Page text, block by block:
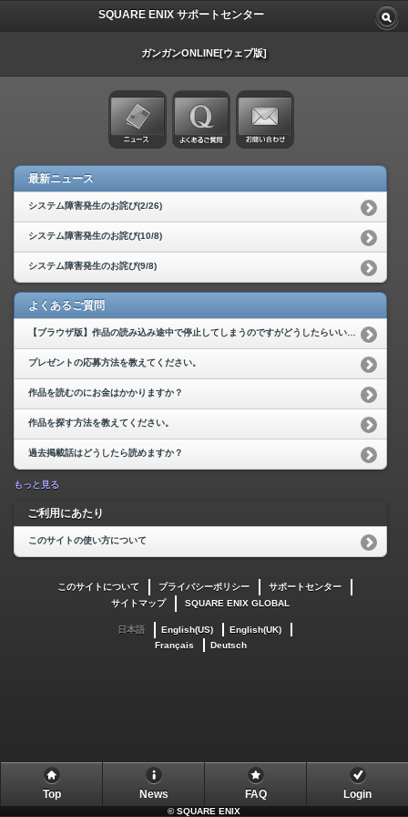
SQUARE ENIX サポートセンター
ガンガンONLINE[ウェブ版]
最新ニュース
システム障害発生のお詫び(2/26)
システム障害発生のお詫び(10/8)
システム障害発生のお詫び(9/8)
よくあるご質問
プレゼントの応募方法を教えてください。
作品を読むのにお金はかかりますか？
作品を探す方法を教えてください。
過去掲載話はどうしたら読めますか？
もっと見る
ご利用にあたり
このサイトの使い方について
このサイトについて プライバシーポリシー
サポートセンター
サイトマップ
SQUARE ENIX GLOBAL
日本語 English(US)
English(UK)
Français
Deutsch
Top News FAQ Login
©SQUARE ENIX